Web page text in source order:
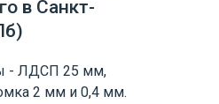
в Санкт-
- ЛДСП 25 мм,
2 мм и 0,4 мм.